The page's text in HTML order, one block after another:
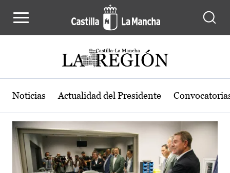
Actualidad de la región de Castilla-
Noticias Actualidad del Presidente